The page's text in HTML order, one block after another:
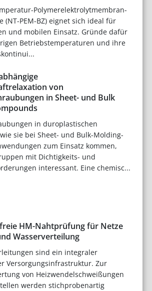
Polymerelektrolytmembran-
(NT-PEM-BZ) eignet sich ideal für
und mobilen Einsatz. Gründe dafür
Betriebstemperaturen und ihre
von
in Sheet- und Bulk
in duroplastischen
sie bei Sheet- und Bulk-Molding-
zum Einsatz kommen,
mit Dichtigkeits- und
interessant. Eine chemisc...
HM-Nahtprüfung für Netze
Wasserverteilung
sind ein integraler
Versorgungsinfrastruktur. Zur
von Heizwendelschweißungen
werden stichprobenartig